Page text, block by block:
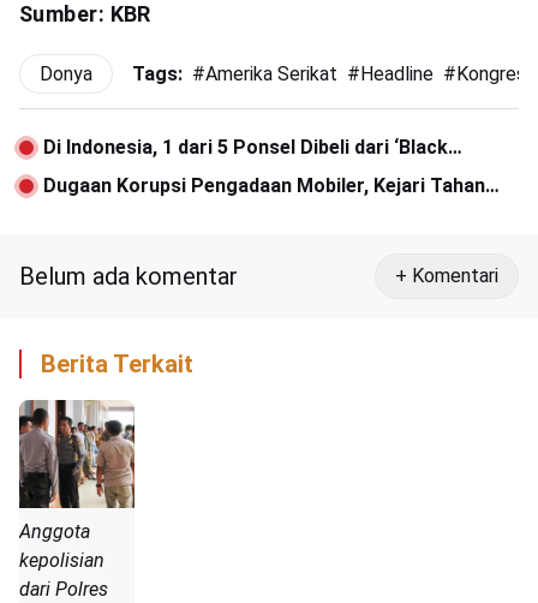
Sumber: KBR
Donya Tags: #Amerika Serikat #Headline #Kongres
Di Indonesia, 1 dari 5 Ponsel Dibeli dari ‘Black
Market’
Dugaan Korupsi Pengadaan Mobiler, Kejari Tahan
Belum ada komentar + Komentari
Berita Terkait
Anggota
kepolisian
dari Polres